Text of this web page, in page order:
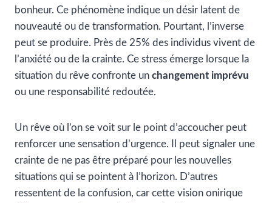
bonheur. Ce phénomène indique un désir latent de
nouveauté ou de transformation. Pourtant, l’inverse
peut se produire. Près de 25% des individus vivent de
l’anxiété ou de la crainte. Ce stress émerge lorsque la
situation du rêve confronte un changement imprévu
ou une responsabilité redoutée.
Un rêve où l’on se voit sur le point d’accoucher peut
renforcer une sensation d’urgence. Il peut signaler une
crainte de ne pas être préparé pour les nouvelles
situations qui se pointent à l’horizon. D’autres
ressentent de la confusion, car cette vision onirique